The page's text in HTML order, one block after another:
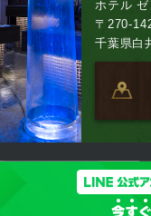
ホテル
〒270-
千葉県白
千葉白井